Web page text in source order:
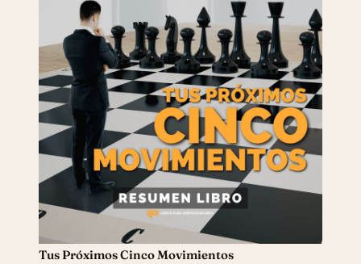
Tus Próximos Cinco Movimientos